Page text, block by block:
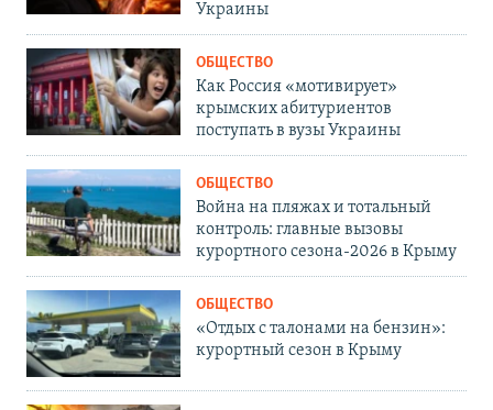
Украины
ОБЩЕСТВО
Как Россия «мотивирует»
крымских абитуриентов
поступать в вузы Украины
ОБЩЕСТВО
Война на пляжах и тотальный
контроль: главные вызовы
курортного сезона-2026 в Крыму
ОБЩЕСТВО
«Отдых с талонами на бензин»:
курортный сезон в Крыму